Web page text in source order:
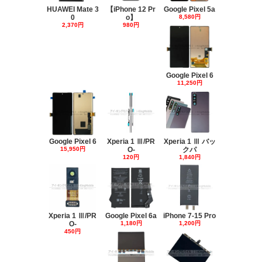
HUAWEI Mate 3
0
2,370円
【iPhone 12 Pr
o】
980円
Google Pixel 5a
8,580円
Google Pixel 6
11,250円
Google Pixel 6
15,950円
Xperia 1 Ⅲ/PR
O-
120円
Xperia 1 Ⅲ バッ
クパ
1,840円
Xperia 1 Ⅲ/PR
O-
450円
Google Pixel 6a
1,180円
iPhone 7-15 Pro
1,200円